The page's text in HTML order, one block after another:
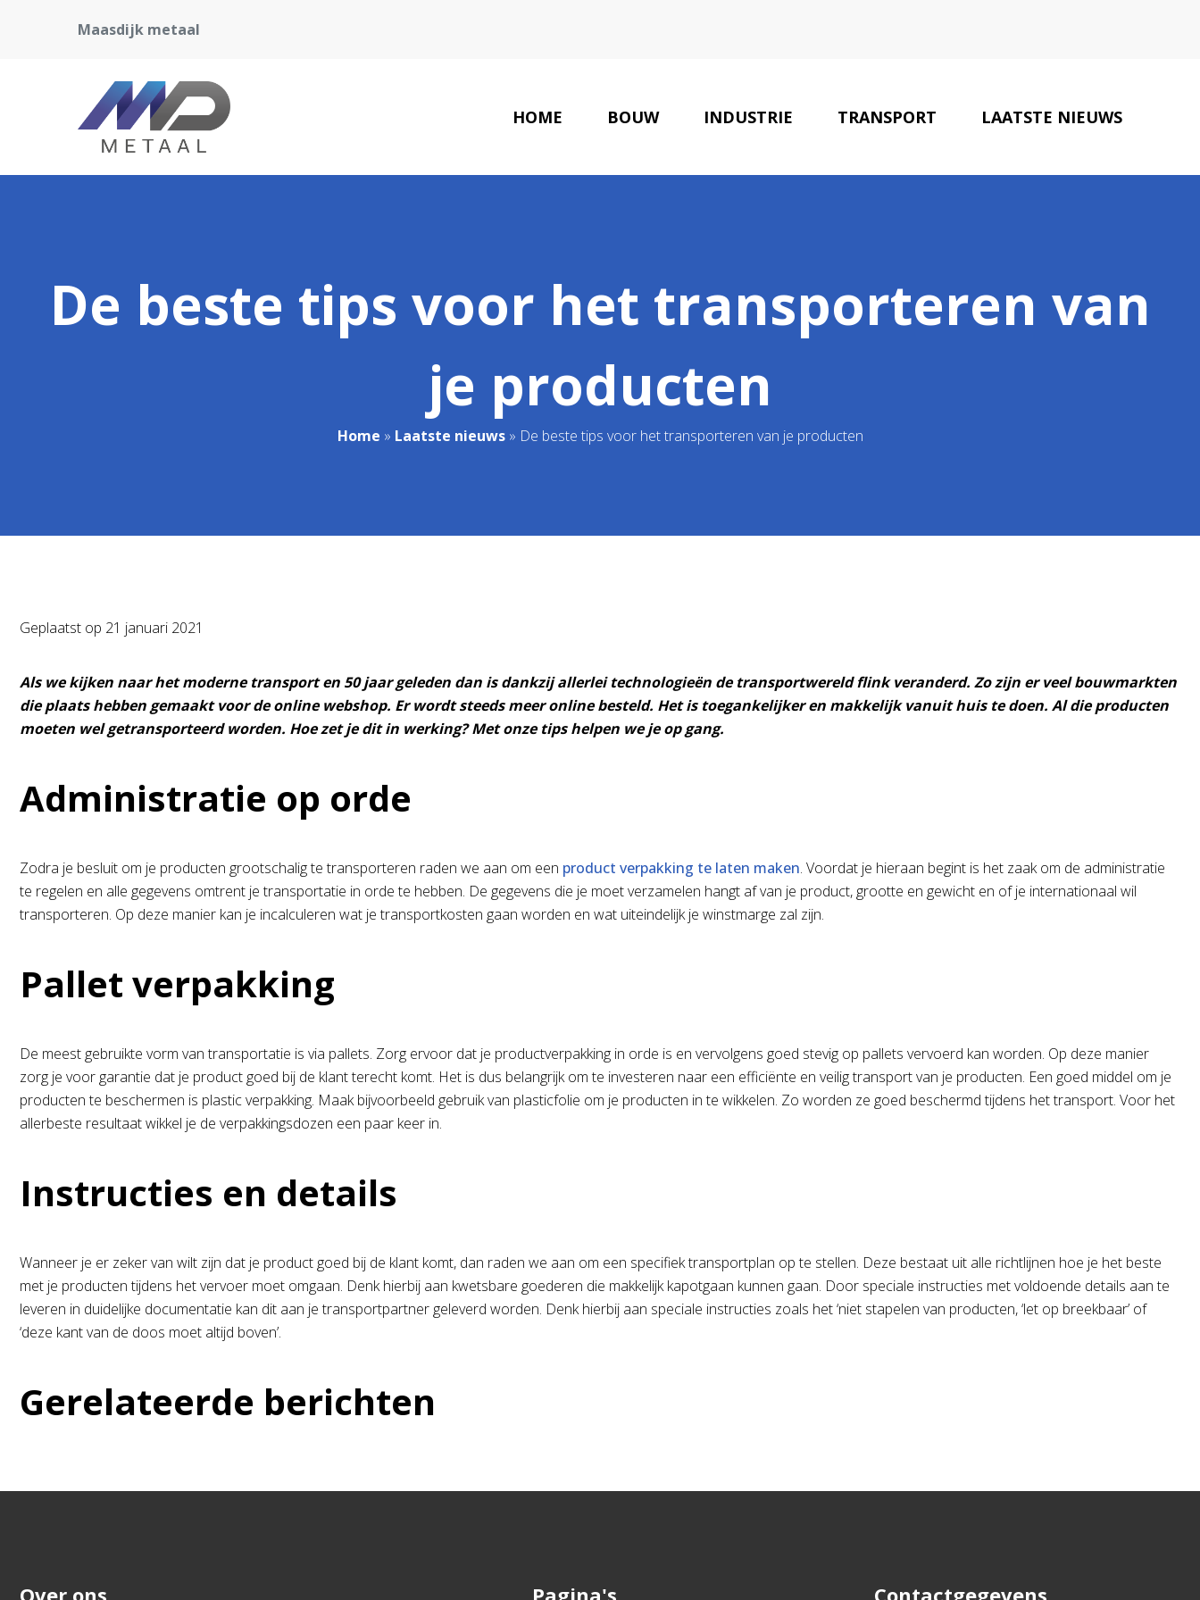
Maasdijk metaal
HOME BOUW INDUSTRIE TRANSPORT LAATSTE NIEUWS
De beste tips voor het transporteren van
je producten
Home » Laatste nieuws» De beste tips voor het transporteren van je producten
Geplaatst op 21 januari 2021
Als we kijken naar het moderne transport en 50 jaar geleden dan is dankzij allerlei technologieën de transportwereld flink veranderd. Zo zijn er veel bouwmarkten
die plaats hebben gemaakt voor de online webshop. Er wordt steeds meer online besteld. Het is toegankelijker en makkelijk vanuit huis te doen. Al die producten
moeten wel getransporteerd worden. Hoe zet je dit in werking? Met onze tips helpen we je op gang.
Administratie op orde
Zodra je besluit om je producten grootschalig te transporteren raden we aan om een product verpakking te laten maken. Voordat je hieraan begint is het zaak om de administratie
te regelen en alle gegevens omtrent je transportatie in orde te hebben. De gegevens die je moet verzamelen hangt af van je product, grootte en gewicht en of je internationaal wil
transporteren. Op deze manier kan je incalculeren wat je transportkosten gaan worden en wat uiteindelijk je winstmarge zal zijn.
Pallet verpakking
De meest gebruikte vorm van transportatie is via pallets. Zorg ervoor dat je productverpakking in orde is en vervolgens goed stevig op pallets vervoerd kan worden. Op deze manier
zorg je voor garantie dat je product goed bij de klant terecht komt. Het is dus belangrijk om te investeren naar een efficiënte en veilig transport van je producten. Een goed middel om je
producten te beschermen is plastic verpakking. Maak bijvoorbeeld gebruik van plasticfolie om je producten in te wikkelen. Zo worden ze goed beschermd tijdens het transport. Voor het
allerbeste resultaat wikkel je de verpakkingsdozen een paar keer in.
Instructies en details
Wanneer je er zeker van wilt zijn dat je product goed bij de klant komt, dan raden we aan om een specifiek transportplan op te stellen. Deze bestaat uit alle richtlijnen hoe je het beste
met je producten tijdens het vervoer moet omgaan. Denk hierbij aan kwetsbare goederen die makkelijk kapotgaan kunnen gaan. Door speciale instructies met voldoende details aan te
leveren in duidelijke documentatie kan dit aan je transportpartner geleverd worden. Denk hierbij aan speciale instructies zoals het ‘niet stapelen van producten, ‘let op breekbaar’ of
‘deze kant van de doos moet altijd boven’.
Gerelateerde berichten
Over ons Pagina's Contactgegevens